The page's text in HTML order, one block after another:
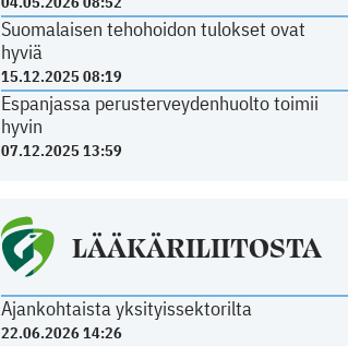
Suomalaisen tehohoidon tulokset ovat
hyviä
15.12.2025 08:19
Espanjassa perusterveydenhuolto toimii
hyvin
07.12.2025 13:59
LÄÄKÄRILIITOSTA
Ajankohtaista yksityissektorilta
22.06.2026 14:26